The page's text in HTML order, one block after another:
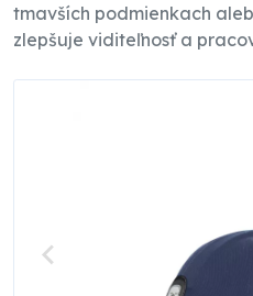
tmavších podmienkach
zlepšuje viditeľnosť a